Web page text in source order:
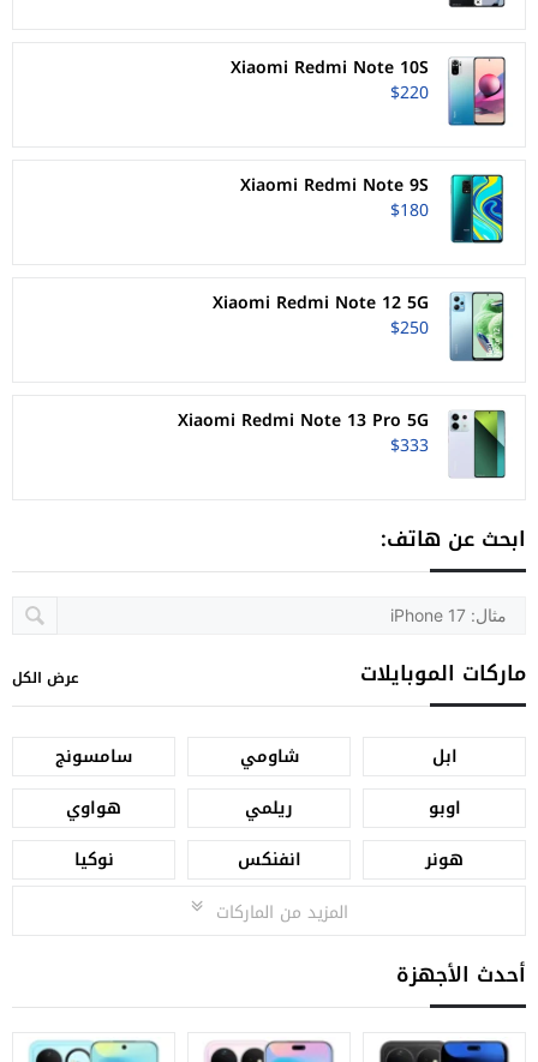
Xiaomi Redmi Note 10S
$220
Xiaomi Redmi Note 9S
$180
Xiaomi Redmi Note 12 5G
$250
Xiaomi Redmi Note 13 Pro 5G
$333
ابحث عن هاتف:
ماركات الموبايلات عرض الكل
ابل شاومي
سامسونج
اوبو
ريلمي
هواوي
هونر
انفنكس
نوكيا
المزيد من الماركات
أحدث الأجهزة